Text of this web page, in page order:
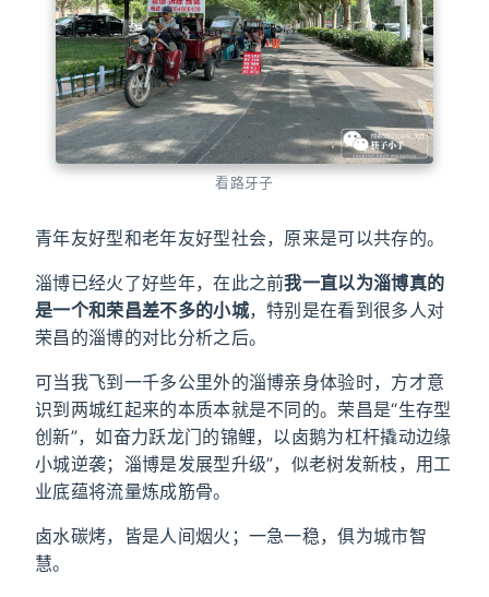
看路牙子
青年友好型和老年友好型社会，原来是可以共存的。
淄博已经火了好些年，在此之前我一直以为淄博真的
是一个和荣昌差不多的小城，特别是在看到很多人对
荣昌的淄博的对比分析之后。
可当我飞到一千多公里外的淄博亲身体验时，方才意
识到两城红起来的本质本就是不同的。荣昌是“生存型
创新”，如奋力跃龙门的锦鲤，以卤鹅为杠杆撬动边缘
小城逆袭；淄博是发展型升级”，似老树发新枝，用工
业底蕴将流量炼成筋骨。
卤水碳烤，皆是人间烟火；一急一稳，俱为城市智
慧。